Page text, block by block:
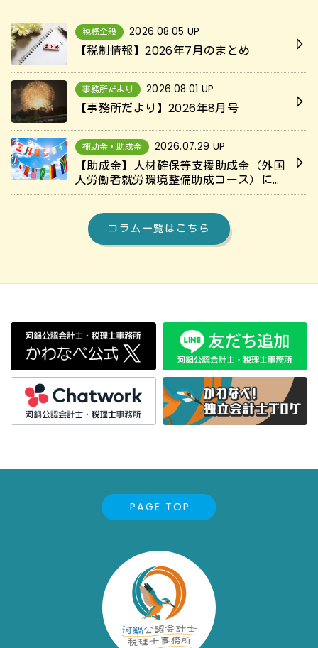
税務全般 2026.08.05 UP
【税制情報】2026年7月のまとめ
事務所だより 2026.08.01 UP
【事務所だより】2026年8月号
補助金・助成金 2026.07.29 UP
【助成金】人材確保等支援助成金（外国
人労働者就労環境整備助成コース）につ
いて解説
コラム一覧はこちら
PAGE TOP